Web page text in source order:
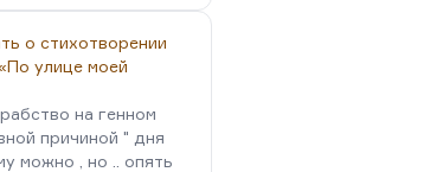
о стихотворении
улице моей
на генном
причиной " дня
можно , но .. опять